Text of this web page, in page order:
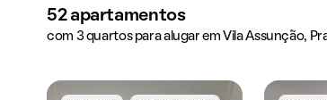
52 apartamentos
com 3 quartos para alugar em Vila Assunção,